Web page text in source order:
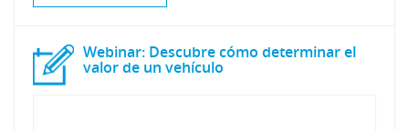
Webinar: Descubre cómo determinar el
valor de un vehículo